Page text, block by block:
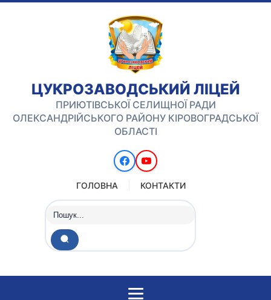
ЦУКРОЗАВОДСЬКИЙ ЛІЦЕЙ
ПРИЮТІВСЬКОЇ СЕЛИЩНОЇ РАДИ
ОЛЕКСАНДРІЙСЬКОГО РАЙОНУ КІРОВОГРАДСЬКОЇ
ОБЛАСТІ
ГОЛОВНА КОНТАКТИ